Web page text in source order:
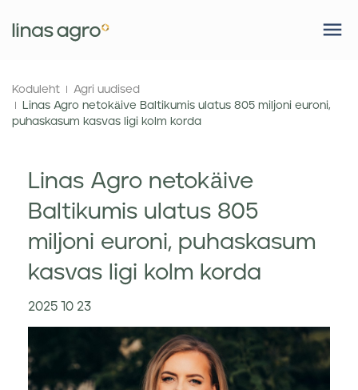
Koduleht
Agri uudised
Linas Agro netokäive Baltikumis ulatus 805 miljoni euroni,
puhaskasum kasvas ligi kolm korda
Linas Agro netokäive
Baltikumis ulatus 805
miljoni euroni, puhaskasum
kasvas ligi kolm korda
2025 10 23